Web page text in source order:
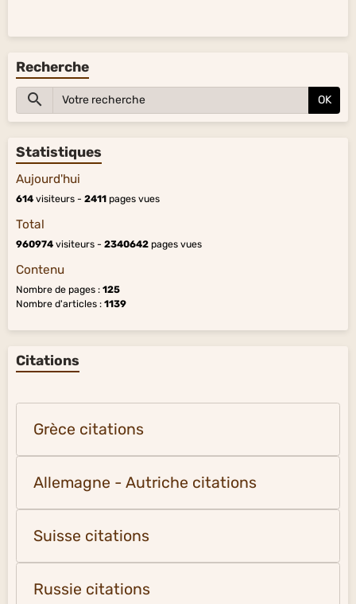
Recherche
OK
Statistiques
Aujourd'hui
614 visiteurs - 2411 pages vues
Total
960974 visiteurs - 2340642 pages vues
Contenu
Nombre de pages : 125
Nombre d'articles : 1139
Citations
Grèce citations
Allemagne - Autriche citations
Suisse citations
Russie citations